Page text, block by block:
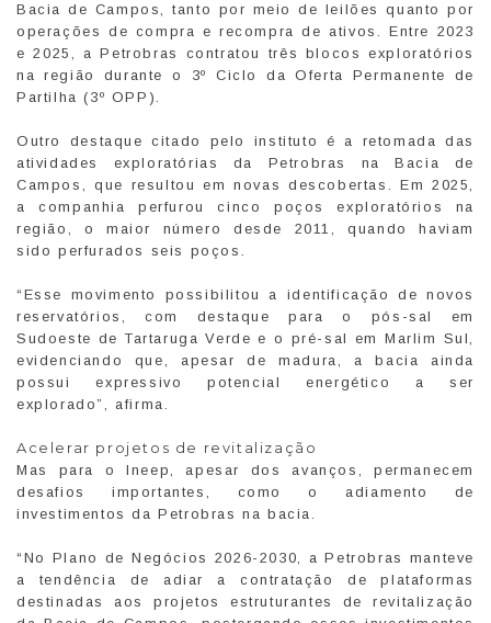
Bacia de Campos, tanto por meio de leilões quanto por
operações de compra e recompra de ativos. Entre 2023
e 2025, a Petrobras contratou três blocos exploratórios
na região durante o 3º Ciclo da Oferta Permanente de
Partilha (3º OPP).
Outro destaque citado pelo instituto é a retomada das
atividades exploratórias da Petrobras na Bacia de
Campos, que resultou em novas descobertas. Em 2025,
a companhia perfurou cinco poços exploratórios na
região, o maior número desde 2011, quando haviam
sido perfurados seis poços.
“Esse movimento possibilitou a identificação de novos
reservatórios, com destaque para o pós-sal em
Sudoeste de Tartaruga Verde e o pré-sal em Marlim Sul,
evidenciando que, apesar de madura, a bacia ainda
possui expressivo potencial energético a ser
explorado”, afirma.
Acelerar projetos de revitalização
Mas para o Ineep, apesar dos avanços, permanecem
desafios importantes, como o adiamento de
investimentos da Petrobras na bacia.
“No Plano de Negócios 2026-2030, a Petrobras manteve
a tendência de adiar a contratação de plataformas
destinadas aos projetos estruturantes de revitalização